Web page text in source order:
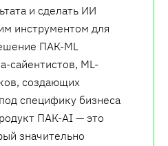
и сделать ИИ
инструментом для
ПАК-ML
сайентистов, ML-
создающих
специфику бизнеса
ПАК-AI — это
значительно